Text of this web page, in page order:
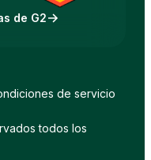
de G2
de servicio
todos los